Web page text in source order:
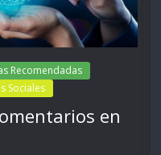
Recomendadas
Sociales
en